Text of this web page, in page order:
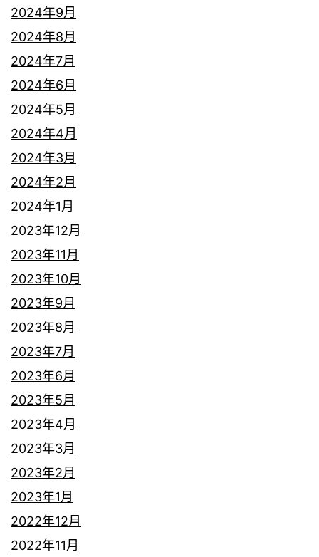
2024年9月
2024年8月
2024年7月
2024年6月
2024年5月
2024年4月
2024年3月
2024年2月
2024年1月
2023年12月
2023年11月
2023年10月
2023年9月
2023年8月
2023年7月
2023年6月
2023年5月
2023年4月
2023年3月
2023年2月
2023年1月
2022年12月
2022年11月